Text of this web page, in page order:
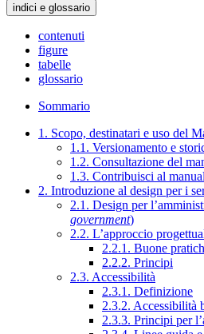
indici e glossario
contenuti
figure
tabelle
glossario
Sommario
1. Scopo, destinatari e uso del
1.1. Versionamento e
1.2. Consultazione del
1.3. Contribuisci al
2. Introduzione al design per i
2.1. Design per
government)
2.2. L’approccio
2.2.1. Buone
2.2.2. Principi
2.3. Accessibilità
2.3.1. Definizione
2.3.2. Accessibilità
2.3.3. Principi per